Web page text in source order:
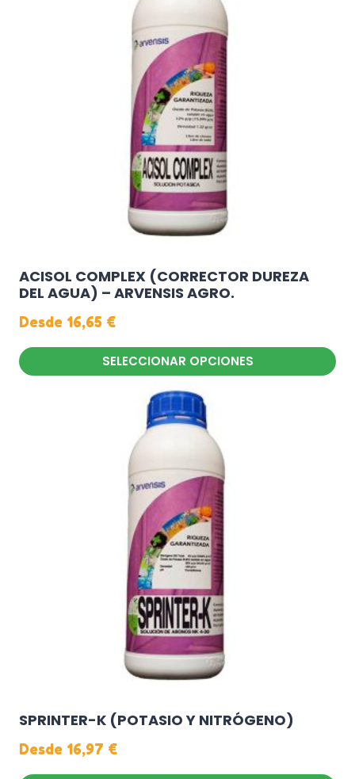
ACISOL COMPLEX (CORRECTOR DUREZA
DEL AGUA) – ARVENSIS AGRO.
Desde 16,65 €
SELECCIONAR OPCIONES
SPRINTER-K (POTASIO Y NITRÓGENO)
Desde 16,97 €